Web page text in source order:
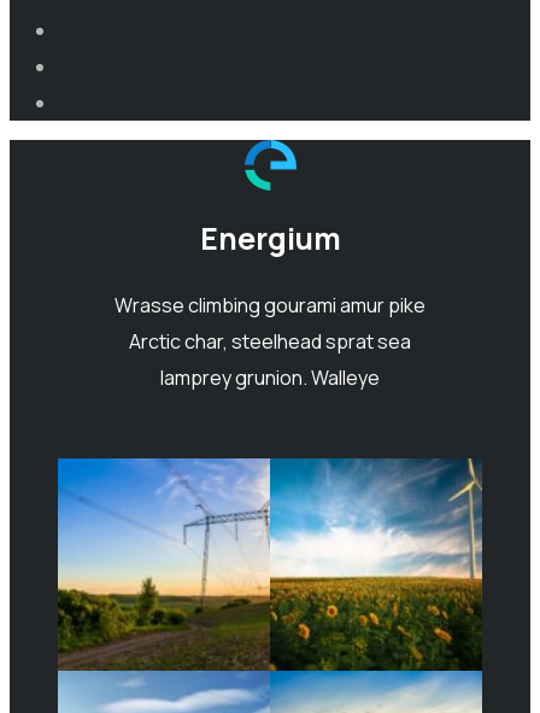
Energium
Wrasse climbing gourami amur pike
Arctic char, steelhead sprat sea
lamprey grunion. Walleye